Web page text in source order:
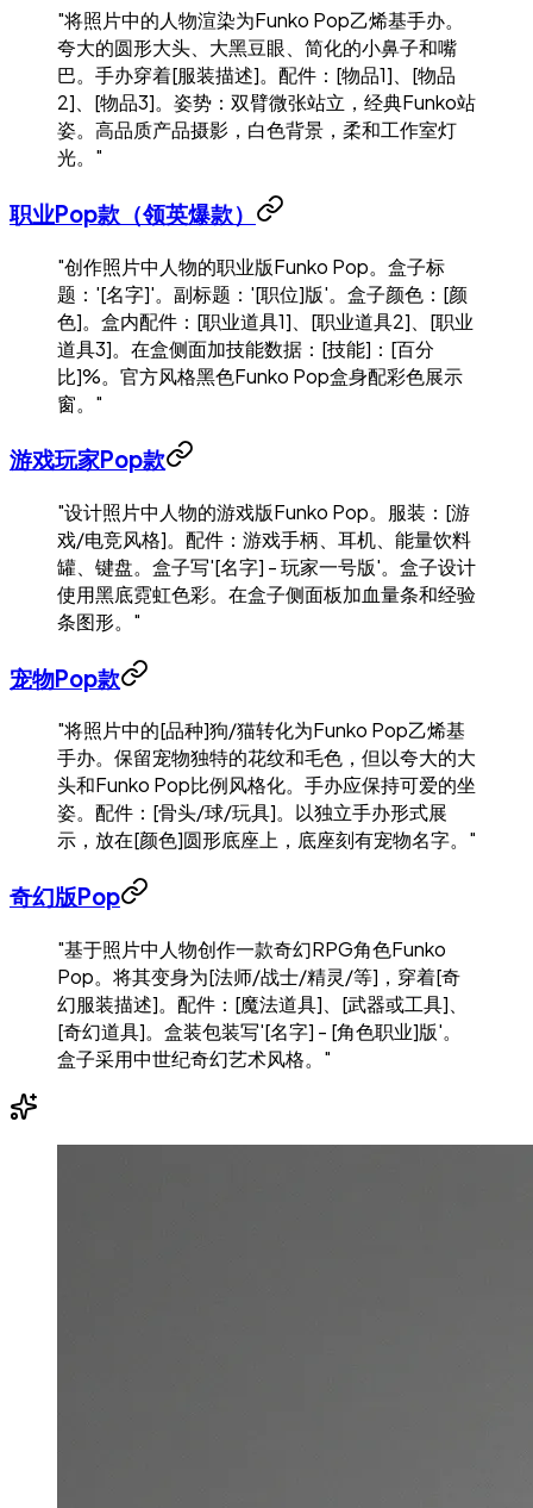
"将照片中的人物渲染为Funko Pop乙烯基手办。
夸大的圆形大头、大黑豆眼、简化的小鼻子和嘴
巴。手办穿着[服装描述]。配件：[物品1]、[物品
2]、[物品3]。姿势：双臂微张站立，经典Funko站
姿。高品质产品摄影，白色背景，柔和工作室灯
光。"
职业Pop款（领英爆款）
"创作照片中人物的职业版Funko Pop。盒子标
题：'[名字]'。副标题：'[职位]版'。盒子颜色：[颜
色]。盒内配件：[职业道具1]、[职业道具2]、[职业
道具3]。在盒侧面加技能数据：[技能]：[百分
比]%。官方风格黑色Funko Pop盒身配彩色展示
窗。"
游戏玩家Pop款
"设计照片中人物的游戏版Funko Pop。服装：[游
戏/电竞风格]。配件：游戏手柄、耳机、能量饮料
罐、键盘。盒子写'[名字] - 玩家一号版'。盒子设计
使用黑底霓虹色彩。在盒子侧面板加血量条和经验
条图形。"
宠物Pop款
"将照片中的[品种]狗/猫转化为Funko Pop乙烯基
手办。保留宠物独特的花纹和毛色，但以夸大的大
头和Funko Pop比例风格化。手办应保持可爱的坐
姿。配件：[骨头/球/玩具]。以独立手办形式展
示，放在[颜色]圆形底座上，底座刻有宠物名字。"
奇幻版Pop
"基于照片中人物创作一款奇幻RPG角色Funko
Pop。将其变身为[法师/战士/精灵/等]，穿着[奇
幻服装描述]。配件：[魔法道具]、[武器或工具]、
[奇幻道具]。盒装包装写'[名字] - [角色职业]版'。
盒子采用中世纪奇幻艺术风格。"